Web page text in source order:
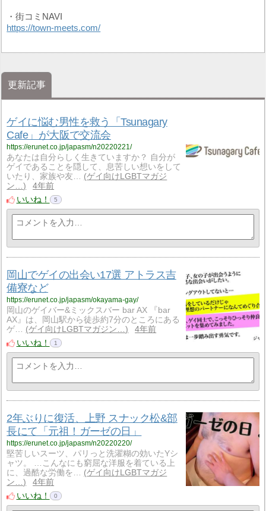
・街コミNAVI
https://town-meets.com/
更新記事
ゲイに悩む男性を救う「Tsunagary
Cafe」が大阪で交流会
https://erunet.co.jp/japasm/n20220221/
あなたは自分らしく生きていますか？ 自分が
ゲイであることを隠して、息苦しい想いをして
いたり、家族や友…
ゲイ向けLGBTマガジ
ン…
4年前
いいね！
5
岡山でゲイの出会い17選 アトラス吉
備寮など
https://erunet.co.jp/japasm/okayama-gay/
岡山のゲイバー&ミックスバー bar AX 『bar
AX』は、岡山駅から徒歩約7分のところにある
ゲ…
ゲイ向けLGBTマガジン…
4年前
いいね！
1
2年ぶりに復活、上野 スナック松&部
長にて「元祖！ガーゼの日」
https://erunet.co.jp/japasm/n20220220/
堅苦しいスーツ、パリっと洗濯糊の効いたYシ
ャツ。 …こんなにも窮屈な洋服を着ている上
に、過酷な労働を…
ゲイ向けLGBTマガジ
ン…
4年前
いいね！
0